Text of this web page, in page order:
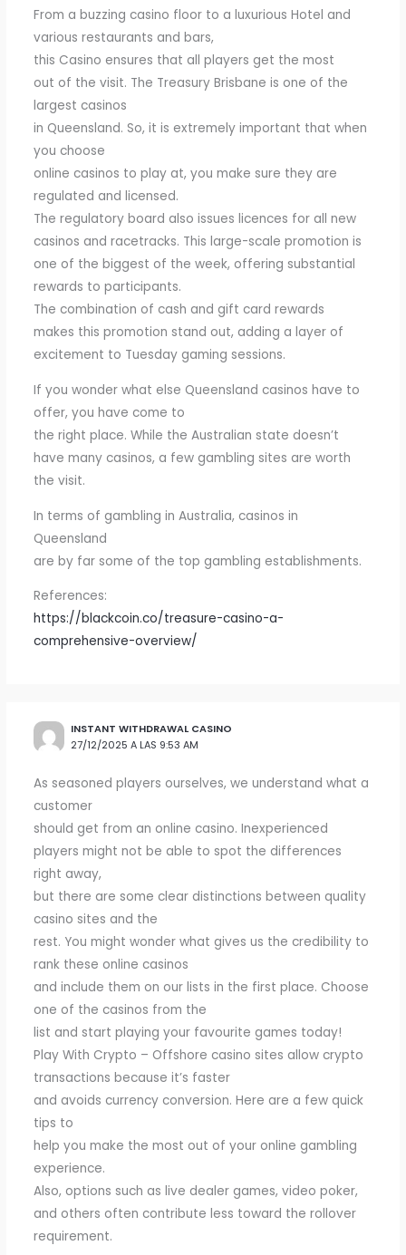
From a buzzing casino floor to a luxurious Hotel and
various restaurants and bars,
this Casino ensures that all players get the most
out of the visit. The Treasury Brisbane is one of the
largest casinos
in Queensland. So, it is extremely important that when
you choose
online casinos to play at, you make sure they are
regulated and licensed.
The regulatory board also issues licences for all new
casinos and racetracks. This large-scale promotion is
one of the biggest of the week, offering substantial
rewards to participants.
The combination of cash and gift card rewards
makes this promotion stand out, adding a layer of
excitement to Tuesday gaming sessions.
If you wonder what else Queensland casinos have to
offer, you have come to
the right place. While the Australian state doesn’t
have many casinos, a few gambling sites are worth
the visit.
In terms of gambling in Australia, casinos in
Queensland
are by far some of the top gambling establishments.
References:
https://blackcoin.co/treasure-casino-a-
comprehensive-overview/
INSTANT WITHDRAWAL CASINO
27/12/2025 A LAS 9:53 AM
As seasoned players ourselves, we understand what a
customer
should get from an online casino. Inexperienced
players might not be able to spot the differences
right away,
but there are some clear distinctions between quality
casino sites and the
rest. You might wonder what gives us the credibility to
rank these online casinos
and include them on our lists in the first place. Choose
one of the casinos from the
list and start playing your favourite games today!
Play With Crypto – Offshore casino sites allow crypto
transactions because it’s faster
and avoids currency conversion. Here are a few quick
tips to
help you make the most out of your online gambling
experience.
Also, options such as live dealer games, video poker,
and others often contribute less toward the rollover
requirement.